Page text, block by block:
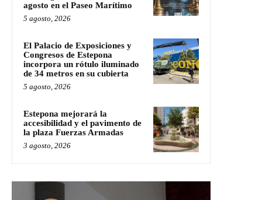
agosto en el Paseo Marítimo
5 agosto, 2026
El Palacio de Exposiciones y
Congresos de Estepona
incorpora un rótulo iluminado
de 34 metros en su cubierta
5 agosto, 2026
Estepona mejorará la
accesibilidad y el pavimento de
la plaza Fuerzas Armadas
3 agosto, 2026